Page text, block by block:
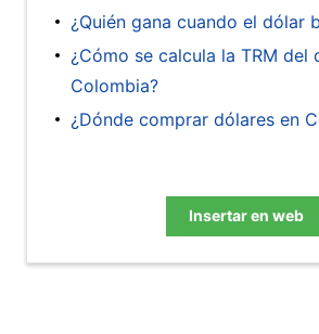
¿Quién gana cuando el dólar
¿Cómo se calcula la TRM del
Colombia?
¿Dónde comprar dólares en
Insertar en web